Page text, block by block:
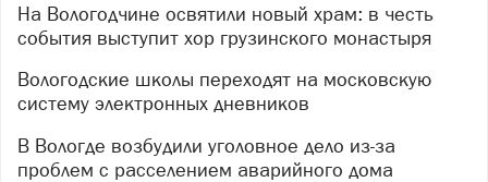
На Вологодчине освятили новый храм: в честь
события выступит хор грузинского монастыря
Вологодские школы переходят на московскую
систему электронных дневников
В Вологде возбудили уголовное дело из-за
проблем с расселением аварийного дома